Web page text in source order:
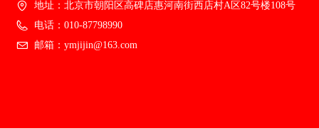
地址： 北京市朝阳区高碑店惠河南街西店村A区82号楼108号
电话： 010-87798990
邮箱： ymjijin@163.com